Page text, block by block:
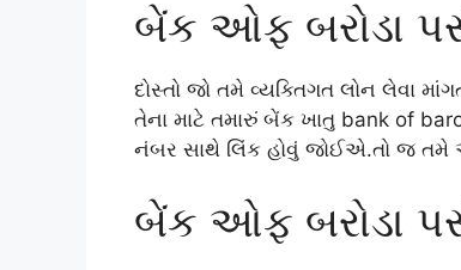
બેંક ઓફ બરોડા
દોસ્તો જો તમે વ્યક્તિગત લોન લેવા
તેના માટે તમારું બેંક ખાતુ bank of
નંબર સાથે લિંક હોવું જોઈએ.તો જ તમે
બેંક ઓફ બરોડા